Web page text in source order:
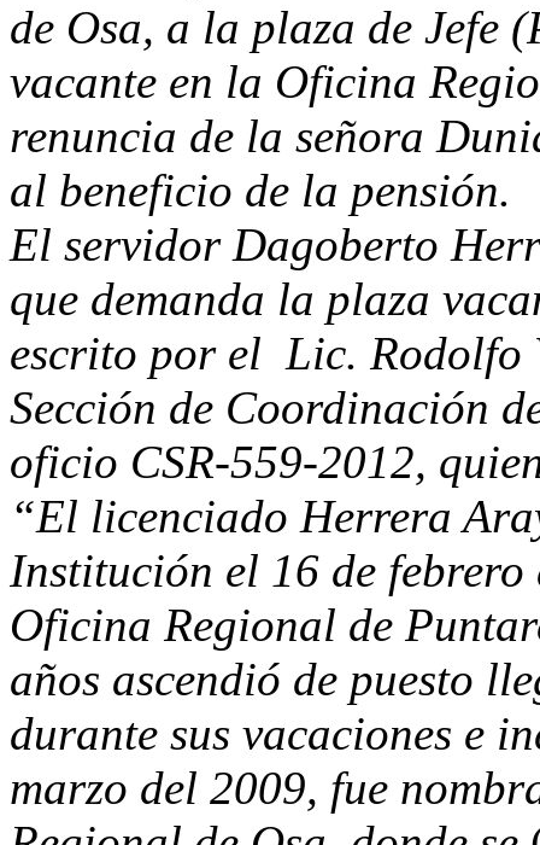
de Osa, a la plaza de Jefe
vacante en la Oficina
renuncia de la señora
al beneficio de la pensión.
El servidor Dagoberto
que demanda la plaza
escrito por el Lic. Rodolfo
Sección de Coordinación
oficio CSR-559-2012,
“El licenciado Herrera
Institución el 16 de
Oficina Regional de
años ascendió de puesto
durante sus vacaciones e
marzo del 2009, fue